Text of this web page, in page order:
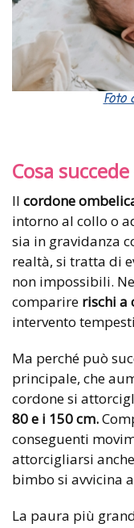
Cosa
Il cordone
intorno al collo o
sia in gravidanza
realtà, si tratta di
non impossibili.
comparire rischi a
intervento
Ma perché può
principale, che
cordone si
80 e i 150 cm.
conseguenti
attorcigliarsi
bimbo si avvicina
La paura più